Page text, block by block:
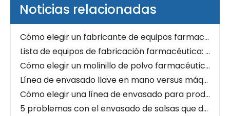
Noticias relacionadas
Lista de equipos de fabricación farmacéutica: desde las materias primas hasta el embalaje final
Cómo elegir un molinillo de polvo farmacéutico para API y excipientes
Línea de envasado llave en mano versus máquinas separadas: lo que realmente cuesta menos
Cómo elegir una línea de envasado para productos granulados: guía completa para el comprador
5 problemas con el envasado de salsas que destruyen tu eficiencia